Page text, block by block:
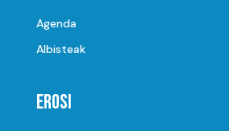
Agenda
Albisteak
Erosi